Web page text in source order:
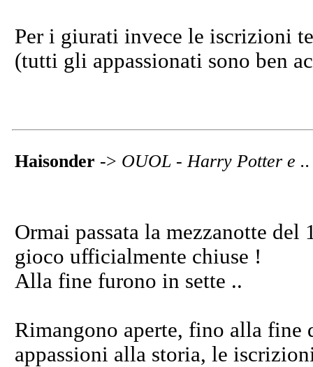
Per i giurati invece le iscrizioni
(tutti gli appassionati sono ben
Haisonder -> OUOL - Harry Potter e
Ormai passata la mezzanotte
gioco ufficialmente chiuse !
Alla fine furono in sette ..
Rimangono aperte, fino alla
appassioni alla storia, le